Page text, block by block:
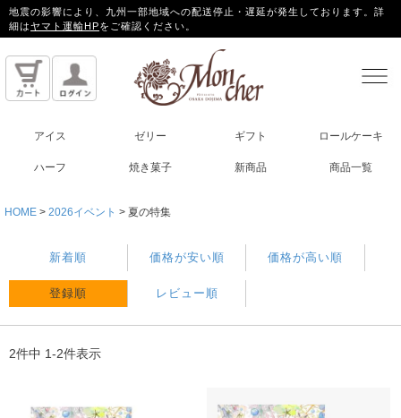
地震の影響により、九州一部地域への配送停止・遅延が発生しております。詳
細はヤマト運輸HPをご確認ください。
アイス ゼリー ギフト ロールケーキ
ハーフ 焼き菓子 新商品 商品一覧
HOME 2026イベント 夏の特集
新着順 価格が安い順 価格が高い順
登録順 レビュー順
2件中 1-2件表示